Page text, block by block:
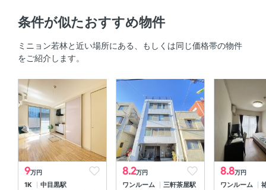
システムキッチン 、 2口コンロ 、 コンロ2口以上
セキュリティ
室内設備
室内洗濯機置場 、 エアコン
部屋の特徴
全居室フローリング 、 バルコニー 、 角部屋
条件が似たおすすめ物件
ミニョン若林と近い場所にある、もしくは同じ価格帯の物件
をご紹介します。
9万円
1K 中目黒駅
8.2万円
ワンルーム 三軒茶屋駅
8.8万円
ワンルーム